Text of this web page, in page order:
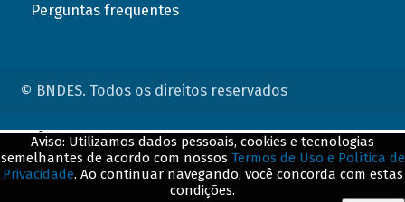
Perguntas frequentes
© BNDES. Todos os direitos reservados
Aviso: Utilizamos dados pessoais, cookies e tecnologias
semelhantes de acordo com nossos Termos de Uso e Política de
Privacidade. Ao continuar navegando, você concorda com estas
condições.
ConteÃºdo complementar
${title}${badge}